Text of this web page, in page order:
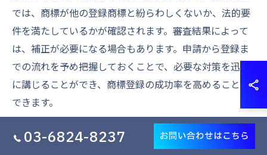
では、商標が他の登録商標と紛らわしくないか、法的要
件を満たしているかが確認されます。審査結果によって
は、補正が必要になる場合もあります。申請から登録ま
での流れを予め把握しておくことで、必要な対策を迅速
に講じることができ、商標登録の成功率を高めることが
できます。
提出後の連絡とフォローアップの方法
03-6824-8237 お問い合わせはこちら